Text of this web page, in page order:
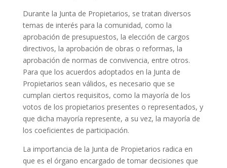
Durante la Junta de Propietarios, se tratan diversos
temas de interés para la comunidad, como la
aprobación de presupuestos, la elección de cargos
directivos, la aprobación de obras o reformas, la
aprobación de normas de convivencia, entre otros.
Para que los acuerdos adoptados en la Junta de
Propietarios sean válidos, es necesario que se
cumplan ciertos requisitos, como la mayoría de los
votos de los propietarios presentes o representados, y
que dicha mayoría represente, a su vez, la mayoría de
los coeficientes de participación.
La importancia de la Junta de Propietarios radica en
que es el órgano encargado de tomar decisiones que